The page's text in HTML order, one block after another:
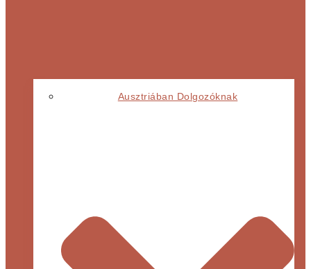
Ausztriában Dolgozóknak